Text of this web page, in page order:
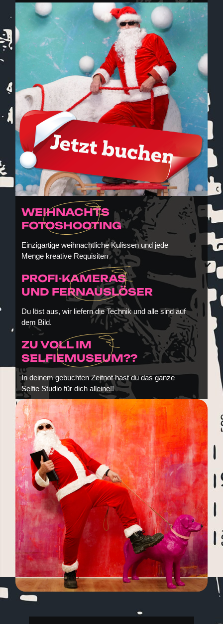
WEIHNACHTS
FOTOSHOOTING
Einzigartige weihnachtliche Kulissen und jede
Menge kreative Requisiten
PROFI-KAMERAS
UND FERNAUSLÖSER
Du löst aus, wir liefern die Technik und alle sind auf
dem Bild.
ZU VOLL IM
SELFIEMUSEUM??
In deinem gebuchten Zeitnot hast du das ganze
Selfie Studio für dich alleine!!